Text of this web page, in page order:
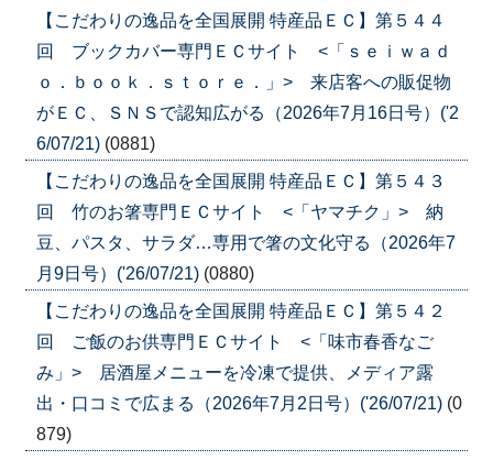
【こだわりの逸品を全国展開 特産品ＥＣ】第５４４
回 ブックカバー専門ＥＣサイト <「ｓｅｉｗａｄ
ｏ．ｂｏｏｋ．ｓｔｏｒｅ．」> 来店客への販促物
がＥＣ、ＳＮＳで認知広がる（2026年7月16日号）('2
6/07/21) (0881)
【こだわりの逸品を全国展開 特産品ＥＣ】第５４３
回 竹のお箸専門ＥＣサイト <「ヤマチク」> 納
豆、パスタ、サラダ…専用で箸の文化守る（2026年7
月9日号）('26/07/21) (0880)
【こだわりの逸品を全国展開 特産品ＥＣ】第５４２
回 ご飯のお供専門ＥＣサイト <「味市春香なご
み」> 居酒屋メニューを冷凍で提供、メディア露
出・口コミで広まる（2026年7月2日号）('26/07/21) (0
879)